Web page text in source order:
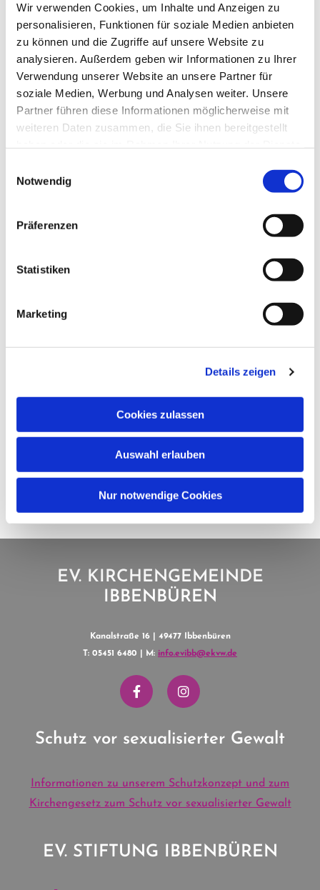
Wir verwenden Cookies, um Inhalte und Anzeigen zu
personalisieren, Funktionen für soziale Medien anbieten
zu können und die Zugriffe auf unsere Website zu
analysieren. Außerdem geben wir Informationen zu Ihrer
Verwendung unserer Website an unsere Partner für
soziale Medien, Werbung und Analysen weiter. Unsere
Partner führen diese Informationen möglicherweise mit
weiteren Daten zusammen, die Sie ihnen bereitgestellt
Notwendig
Präferenzen
Statistiken
Marketing
Details zeigen
Cookies zulassen
Auswahl erlauben
Nur notwendige Cookies
Dies könnte Sie auch
interessieren
EV. KIRCHENGEMEINDE
IBBENBÜREN
Kanalstraße 16 | 49477 Ibbenbüren
T: 05451 6480 | M: info.evibb@ekvw.de
Schutz vor sexualisierter Gewalt
Informationen zu unserem Schutzkonzept und zum
Kirchengesetz zum Schutz vor sexualisierter Gewalt
EV. STIFTUNG IBBENBÜREN